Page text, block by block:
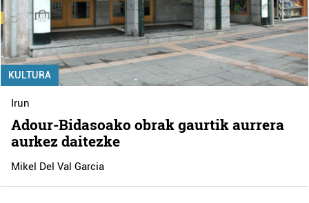
KULTURA
Irun
Adour-Bidasoako obrak gaurtik aurrera
aurkez daitezke
Mikel Del Val Garcia